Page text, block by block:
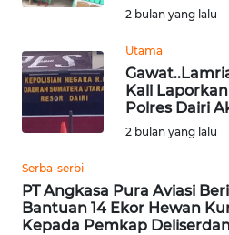
2 bulan yang lalu
Utama
Kali
Polres Dairi
2 bulan yang lalu
Serba-serbi
PT Angkasa Pura Aviasi
Bantuan 14 Ekor Hewan
Kepada Pemkap
TEBING
TINGGI
WN
PAKPAK
WN
KARAWANG